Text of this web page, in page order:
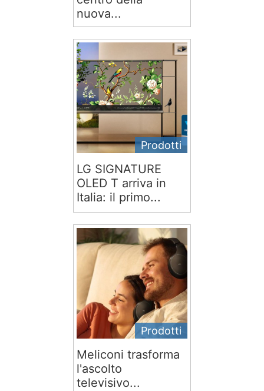
nuova...
Prodotti
LG SIGNATURE
OLED T arriva in
Italia: il primo...
Prodotti
Meliconi trasforma
l'ascolto
televisivo...